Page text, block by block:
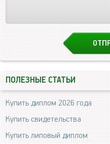
ПОЛЕЗНЫЕ СТАТЬИ
Купить диплом 2026 года
Купить свидетельства
Купить липовый диплом